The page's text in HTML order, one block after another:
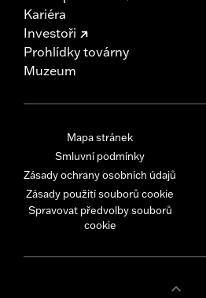
Kariéra
Investoři
Prohlídky továrny
Muzeum
Mapa stránek
Smluvní podmínky
Zásady ochrany osobních údajů
Zásady použití souborů cookie
Spravovat předvolby souborů
cookie